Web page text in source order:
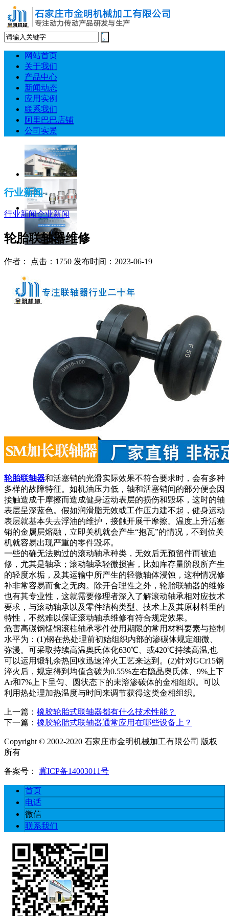
网站首页
关于我们
产品中心
新闻动态
应用实例
联系我们
阿里巴巴店铺
公司实景
行业新闻
行业新闻企业新闻
轮胎联轴器维修
作者： 点击：1750 发布时间：2023-06-19
轮胎联轴器和活塞销的光滑实际效果不符合要求时，会有多种
多样的故障特征。如机油压力低，轴和活塞销间的部分便会因
接触造成干摩擦而造成健身运动表层的损伤和毁坏，这时的轴
表层呈深蓝色。假如润滑脂无效或工作压力建不起，健身运动
表层就基本失去浮油的维护，接触开展干摩擦。温度上升活塞
销的金属层熔融，立即关机就会产生“抱瓦”的情况，不到位关
机就容易出现严重的零件毁坏。
一些的确无法购过的滚动轴承种类，无效后无预留件而被迫
修，尤其是轴承；滚动轴承轻微损害，比如库存量阶段所产生
的轻度水垢，及其运输中所产生的轻微轴体浸蚀，这种情况修
补非常容易而食之无肉。除开合理性之外，轮胎联轴器的维修
也有其专业性，这就需要修理者深入了解滚动轴承相对应技术
要求，与滚动轴承以及零件结构类型、技术上及其原材料里的
特性，不然难以保证滚动轴承维修有符合规定效果。
危害高碳钢锰钢滚柱轴承零件使用期限的常用材料要素与控制
水平为：(1)钢在热处理前初始组织内部的渗碳体规定细微、
弥漫。可采取持续高温奥氏体化630℃、或420℃持续高温,也
可以运用锻轧余热回收迅速淬火工艺来达到。(2)针对GCr15钢
淬火后，规定得到均值含碳为0.55%左右隐晶奥氏体、9%上下
Ar和7%上下呈匀、圆状态下的未溶渗碳体的金相组织。可以
利用热处理加热温度与时间来调节获得这类金相组织。
上一篇： 橡胶轮胎式联轴器都有什么技术性能？
下一篇： 橡胶轮胎式联轴器通常应用在哪些设备上？
Copyright © 2002-2020 石家庄市金明机械加工有限公司 版权
所有
备案号： 冀ICP备14003011号
首页
电话
微信
联系我们